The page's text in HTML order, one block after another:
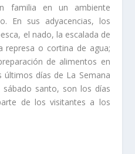
familia en un ambiente
En sus adyacencias, los
el nado, la escalada de
represa o cortina de agua;
de alimentos en
días de La Semana
santo, son los días
de los visitantes a los